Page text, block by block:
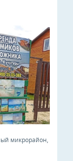
микрорайон,